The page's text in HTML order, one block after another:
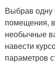
Выбрав одну
помещения,
необычные
навести
параметров